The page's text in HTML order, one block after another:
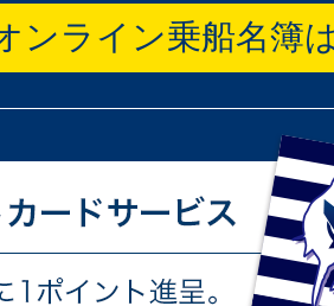
ンライン乗船名簿